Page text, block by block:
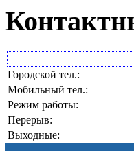
Городской тел.:
Мобильный тел.:
Режим работы:
Перерыв:
Выходные: